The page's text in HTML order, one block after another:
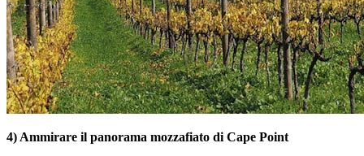
4) Ammirare il panorama mozzafiato di Cape Point